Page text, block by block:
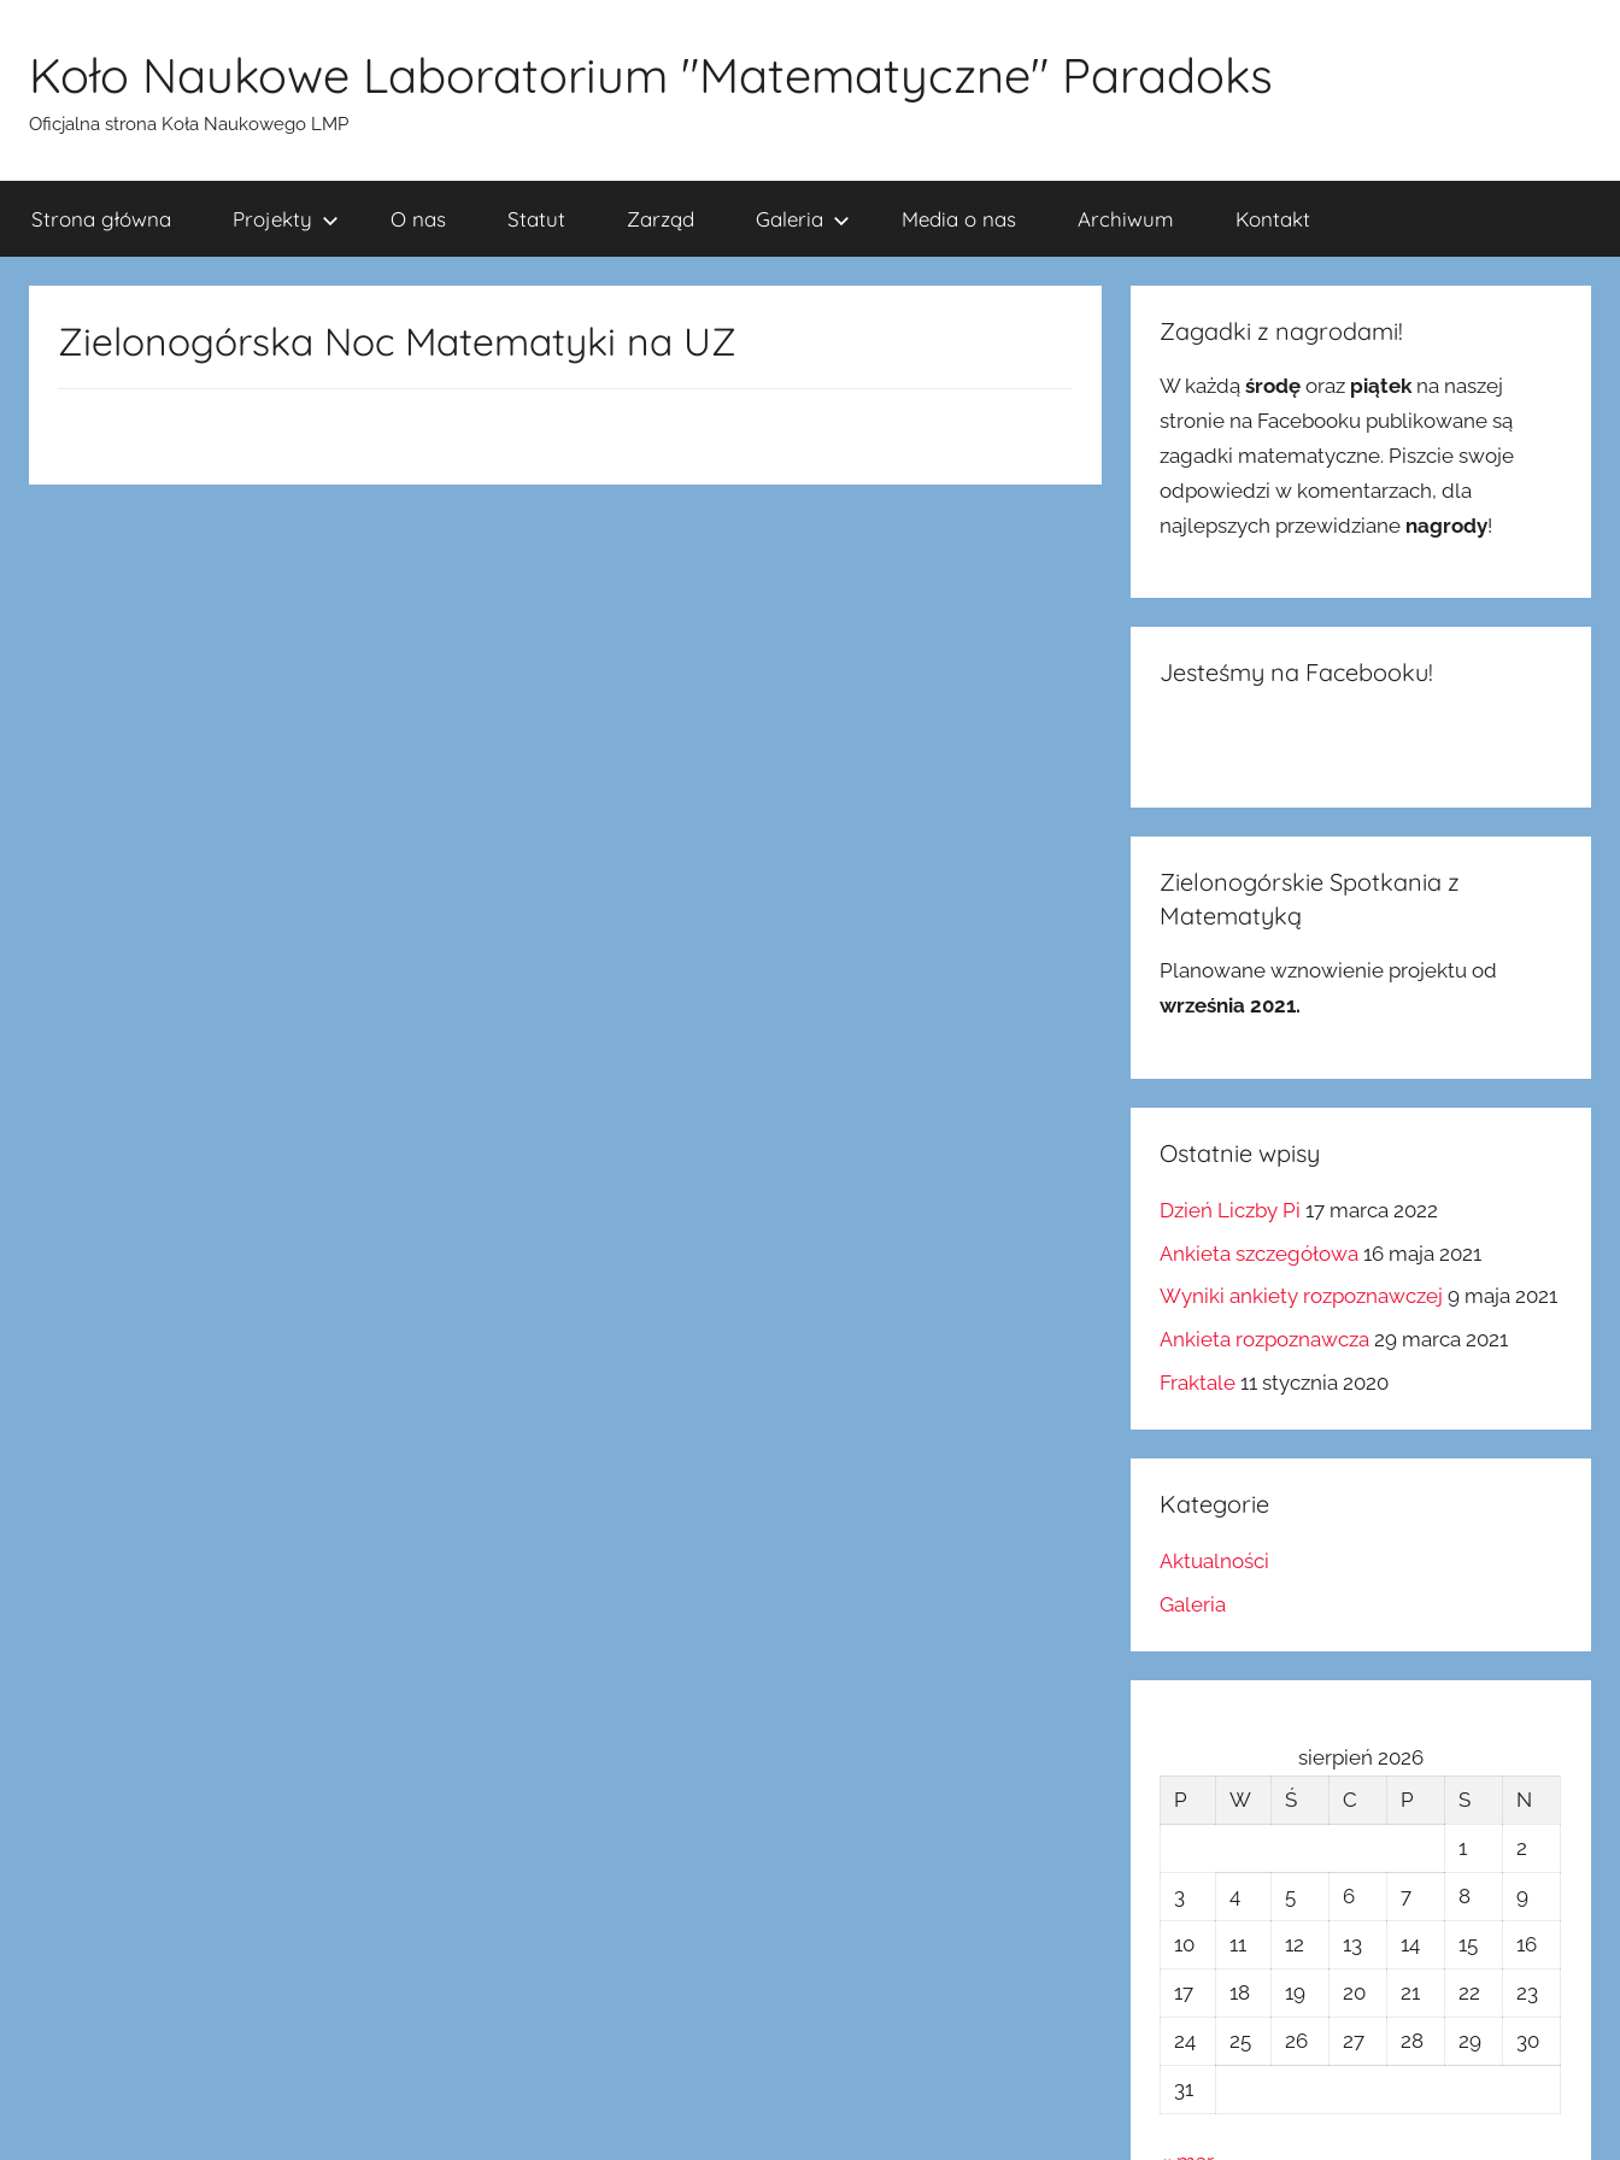
treściKoło Naukowe Laboratorium "Matematyczne" Paradoks
Oficjalna strona Koła Naukowego LMP
Strona główna Projekty O nas Statut Zarząd Galeria Media o nas Archiwum Kontakt
Zielonogórska Noc Matematyki na UZ Zagadki z nagrodami!
W każdąśrodę oraz piątekna naszej
stronie na Facebooku publikowane są
zagadki matematyczne. Piszcie swoje
odpowiedzi w komentarzach, dla
najlepszych przewidziane nagrody!
Jesteśmy na Facebooku!
Zielonogórskie Spotkania z
Matematyką
Planowane wznowienie projektu od
września 2021.
Ostatnie wpisy
Dzień Liczby Pi 17 marca 2022
Ankieta szczegółowa 16 maja 2021
Wyniki ankiety rozpoznawczej 9 maja 2021
Ankieta rozpoznawcza 29 marca 2021
Fraktale 11 stycznia 2020
Kategorie
Aktualności
Galeria
sierpień 2026
P
W Ś C P S
N
1
2
3
4 5 6 7 8
9
10
11 12 13 14 15
16
17
18 19 20 21 22
23
24
25 26 27 28 29
30
31